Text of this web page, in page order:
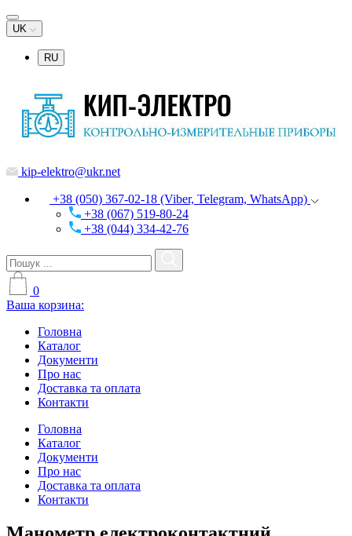
UK
RU
kip-elektro@ukr.net
+38 (050) 367-02-18 (Viber, Telegram, WhatsApp)
+38 (067) 519-80-24
+38 (044) 334-42-76
0
Ваша корзина:
Головна
Каталог
Документи
Про нас
Доставка та оплата
Контакти
Головна
Каталог
Документи
Про нас
Доставка та оплата
Контакти